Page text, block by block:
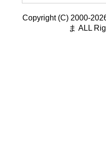
Copyright (C) 2000-
ま ALL